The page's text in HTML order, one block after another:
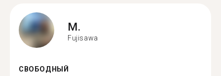
M.
Fujisawa
СВОБОДНЫЙ